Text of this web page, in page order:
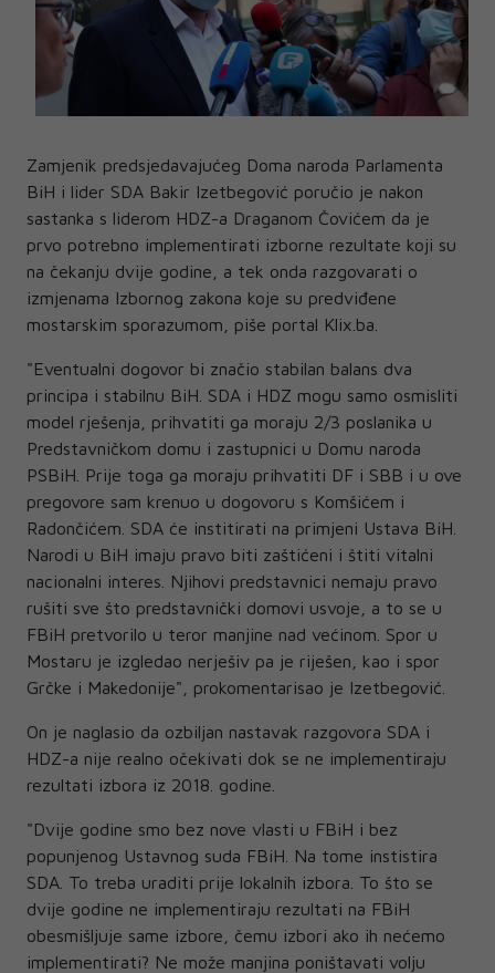
Zamjenik predsjedavajućeg Doma naroda Parlamenta
BiH i lider SDA Bakir Izetbegović poručio je nakon
sastanka s liderom HDZ-a Draganom Čovićem da je
prvo potrebno implementirati izborne rezultate koji su
na čekanju dvije godine, a tek onda razgovarati o
izmjenama Izbornog zakona koje su predviđene
mostarskim sporazumom, piše portal Klix.ba.
"Eventualni dogovor bi značio stabilan balans dva
principa i stabilnu BiH. SDA i HDZ mogu samo osmisliti
model rješenja, prihvatiti ga moraju 2/3 poslanika u
Predstavničkom domu i zastupnici u Domu naroda
PSBiH. Prije toga ga moraju prihvatiti DF i SBB i u ove
pregovore sam krenuo u dogovoru s Komšićem i
Radončićem. SDA će institirati na primjeni Ustava BiH.
Narodi u BiH imaju pravo biti zaštićeni i štiti vitalni
nacionalni interes. Njihovi predstavnici nemaju pravo
rušiti sve što predstavnički domovi usvoje, a to se u
FBiH pretvorilo u teror manjine nad većinom. Spor u
Mostaru je izgledao nerješiv pa je riješen, kao i spor
Grčke i Makedonije", prokomentarisao je Izetbegović.
On je naglasio da ozbiljan nastavak razgovora SDA i
HDZ-a nije realno očekivati dok se ne implementiraju
rezultati izbora iz 2018. godine.
"Dvije godine smo bez nove vlasti u FBiH i bez
popunjenog Ustavnog suda FBiH. Na tome instistira
SDA. To treba uraditi prije lokalnih izbora. To što se
dvije godine ne implementiraju rezultati na FBiH
obesmišljuje same izbore, čemu izbori ako ih nećemo
implementirati? Ne može manjina poništavati volju